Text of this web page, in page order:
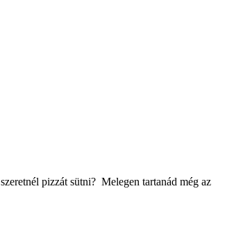
pizzát sütni? Melegen tartanád még az